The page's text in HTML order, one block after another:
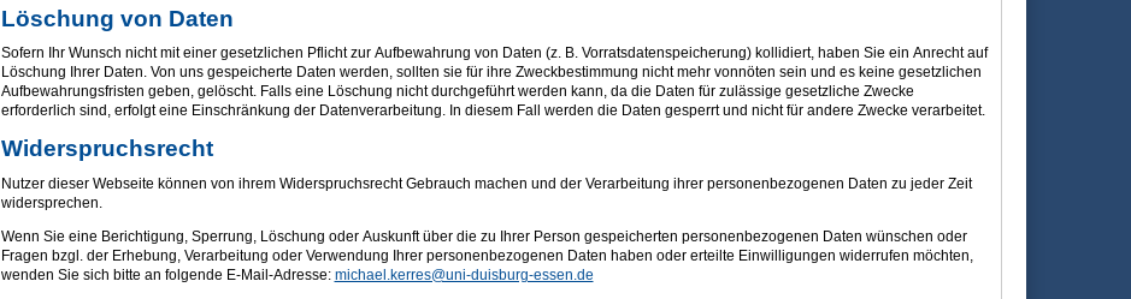
Löschung von Daten
Sofern Ihr Wunsch nicht mit einer gesetzlichen Pflicht zur Aufbewahrung von Daten (z. B. Vorratsdatenspeicherung) kollidiert, haben Sie ein Anrecht auf
Löschung Ihrer Daten. Von uns gespeicherte Daten werden, sollten sie für ihre Zweckbestimmung nicht mehr vonnöten sein und es keine gesetzlichen
Aufbewahrungsfristen geben, gelöscht. Falls eine Löschung nicht durchgeführt werden kann, da die Daten für zulässige gesetzliche Zwecke
erforderlich sind, erfolgt eine Einschränkung der Datenverarbeitung. In diesem Fall werden die Daten gesperrt und nicht für andere Zwecke verarbeitet.
Widerspruchsrecht
Nutzer dieser Webseite können von ihrem Widerspruchsrecht Gebrauch machen und der Verarbeitung ihrer personenbezogenen Daten zu jeder Zeit
widersprechen.
Wenn Sie eine Berichtigung, Sperrung, Löschung oder Auskunft über die zu Ihrer Person gespeicherten personenbezogenen Daten wünschen oder
Fragen bzgl. der Erhebung, Verarbeitung oder Verwendung Ihrer personenbezogenen Daten haben oder erteilte Einwilligungen widerrufen möchten,
wenden Sie sich bitte an folgende E-Mail-Adresse: michael.kerres@uni-duisburg-essen.de